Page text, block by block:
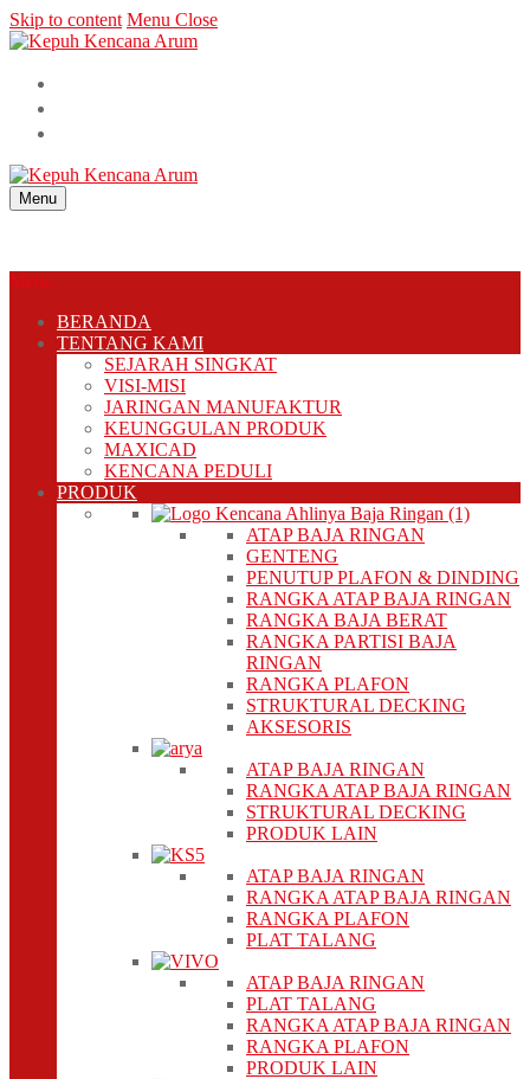
Skip to content Menu Close
Menu
Menu
BERANDA
TENTANG KAMI
SEJARAH SINGKAT
VISI-MISI
JARINGAN MANUFAKTUR
KEUNGGULAN PRODUK
MAXICAD
KENCANA PEDULI
PRODUK
ATAP BAJA RINGAN
GENTENG
PENUTUP PLAFON & DINDING
RANGKA ATAP BAJA RINGAN
RANGKA BAJA BERAT
RANGKA PARTISI BAJA
RINGAN
RANGKA PLAFON
STRUKTURAL DECKING
AKSESORIS
ATAP BAJA RINGAN
RANGKA ATAP BAJA RINGAN
STRUKTURAL DECKING
PRODUK LAIN
ATAP BAJA RINGAN
RANGKA ATAP BAJA RINGAN
RANGKA PLAFON
PLAT TALANG
ATAP BAJA RINGAN
PLAT TALANG
RANGKA ATAP BAJA RINGAN
RANGKA PLAFON
PRODUK LAIN